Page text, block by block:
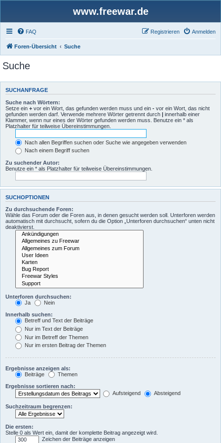
www.freewar.de
FAQ Anmelden
Registrieren
Foren-Übersicht Suche
Suche
SUCHANFRAGE
Suche nach Wörtern:
Setze ein + vor ein Wort, das gefunden werden muss und ein - vor ein Wort, das nicht
gefunden werden darf. Verwende mehrere Wörter getrennt durch | innerhalb einer
Klammer, wenn nur eines der Wörter gefunden werden muss. Benutze ein * als
Platzhalter für teilweise Übereinstimmungen.
Nach allen Begriffen suchen oder Suche wie angegeben verwenden
Nach einem Begriff suchen
Zu suchender Autor:
Benutze ein * als Platzhalter für teilweise Übereinstimmungen.
SUCHOPTIONEN
Zu durchsuchende Foren:
Wähle das Forum oder die Foren aus, in denen gesucht werden soll. Unterforen werden
automatisch mit durchsucht, sofern du die Option „Unterforen durchsuchen“ unten nicht
deaktivierst.
Unterforen durchsuchen:
Ja
Nein
Innerhalb suchen:
Betreff und Text der Beiträge
Nur im Text der Beiträge
Nur im Betreff der Themen
Nur im ersten Beitrag der Themen
Ergebnisse anzeigen als:
Beiträge
Themen
Ergebnisse sortieren nach:
Aufsteigend
Absteigend
Suchzeitraum begrenzen:
Die ersten:
Stelle 0 als Wert ein, damit der komplette Beitrag angezeigt wird.
Zeichen der Beiträge anzeigen